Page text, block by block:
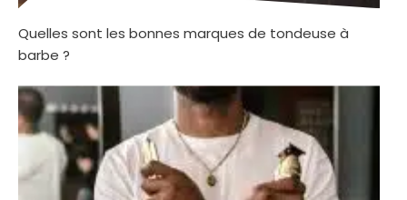
Quelles sont les bonnes marques de tondeuse à
barbe ?